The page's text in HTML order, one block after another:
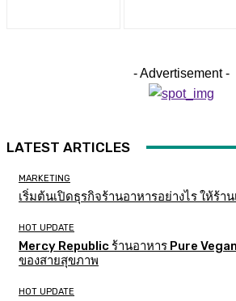
- Advertisement -
LATEST ARTICLES
MARKETING
เริ่มต้นเปิดธุรกิจร้านอาหารอย่างไร ให้ร้า
HOT UPDATE
Mercy Republic ร้านอาหาร Pure
ของสายสุขภาพ
HOT UPDATE